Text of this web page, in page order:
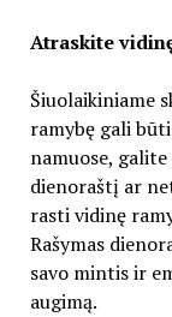
Atraskite
Šiuolaikiniame
ramybę gali
namuose,
dienoraštį ar
rasti vidinę
Rašymas
savo mintis ir
augimą.